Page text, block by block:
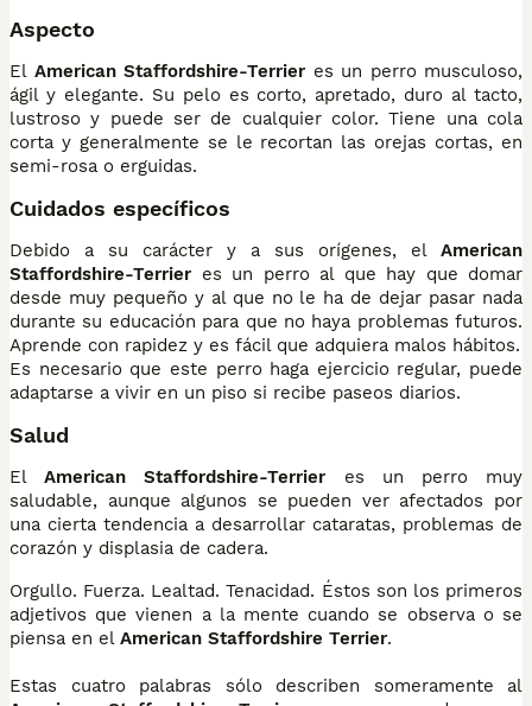
Aspecto
El American Staffordshire-Terrier es un perro musculoso,
ágil y elegante. Su pelo es corto, apretado, duro al tacto,
lustroso y puede ser de cualquier color. Tiene una cola
corta y generalmente se le recortan las orejas cortas, en
semi-rosa o erguidas.
Cuidados específicos
Debido a su carácter y a sus orígenes, el American
Staffordshire-Terrier es un perro al que hay que domar
desde muy pequeño y al que no le ha de dejar pasar nada
durante su educación para que no haya problemas futuros.
Aprende con rapidez y es fácil que adquiera malos hábitos.
Es necesario que este perro haga ejercicio regular, puede
adaptarse a vivir en un piso si recibe paseos diarios.
Salud
ElAmerican Staffordshire-Terrier es un perro muy
saludable, aunque algunos se pueden ver afectados por
una cierta tendencia a desarrollar cataratas, problemas de
corazón y displasia de cadera.
Orgullo. Fuerza. Lealtad. Tenacidad. Éstos son los primeros
adjetivos que vienen a la mente cuando se observa o se
piensa en el American Staffordshire Terrier.
Estas cuatro palabras sólo describen someramente al